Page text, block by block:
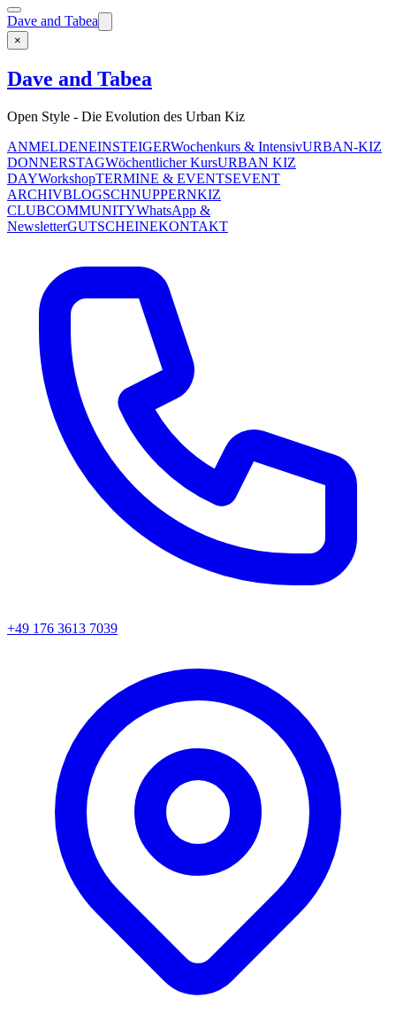
Dave and Tabea
×
Dave and Tabea
Open Style - Die Evolution des Urban Kiz
ANMELDENEINSTEIGERWochenkurs & IntensivURBAN-KIZ
DONNERSTAGWöchentlicher KursURBAN KIZ
DAYWorkshopTERMINE & EVENTSEVENT
ARCHIVBLOGSCHNUPPERNKIZ
CLUBCOMMUNITYWhatsApp &
NewsletterGUTSCHEINEKONTAKT
+49 176 3613 7039